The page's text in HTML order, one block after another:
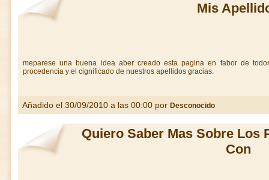
Mis
meparese una buena idea aber creado esta pagina en fabor de
procedencia y el cignificado de nuestros apellidos gracias.
Añadido el 30/09/2010 a las 00:00 por Desconocido
Quiero Saber Mas Sobre Los
Con